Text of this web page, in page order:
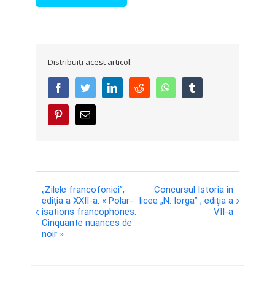
Distribuiți acest articol:
facebooktwitter linkedinreddit whatsapp
pinterestE-
mail:
Eveniment
Navigation
„Zilele francofoniei”,
ediția a XXII-a: « Polar-
isations francophones.
Cinquante nuances de
noir »
Concursul Istoria în
licee „N. Iorga” , ediţia a
VII-a